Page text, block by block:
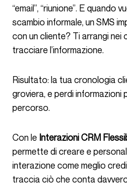
“email”, “riunione”. E quando
scambio informale, un SMS
con un cliente? Ti arrangi nei
tracciare l’informazione.
Risultato: la tua cronologia clienti assomiglia a un
groviera, e perdi informazioni
percorso.
Con le Interazioni CRM
permette di creare e
interazione come meglio
traccia ciò che conta